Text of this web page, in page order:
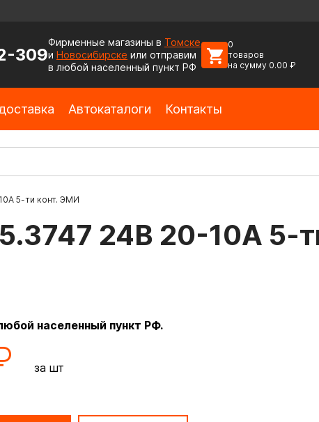
309
Фирменные магазины в Томске
и Новосибирске или отправим
в любой населенный пункт РФ
0
товаров
на сумму 0.00 ₽
Автокаталоги Контакты
5-ти конт. ЭМИ
24В 20-10А 5-
населенный пункт РФ.
за шт